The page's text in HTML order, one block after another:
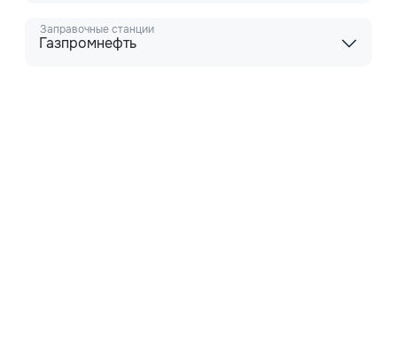
Заправочные станции
Газпромнефть